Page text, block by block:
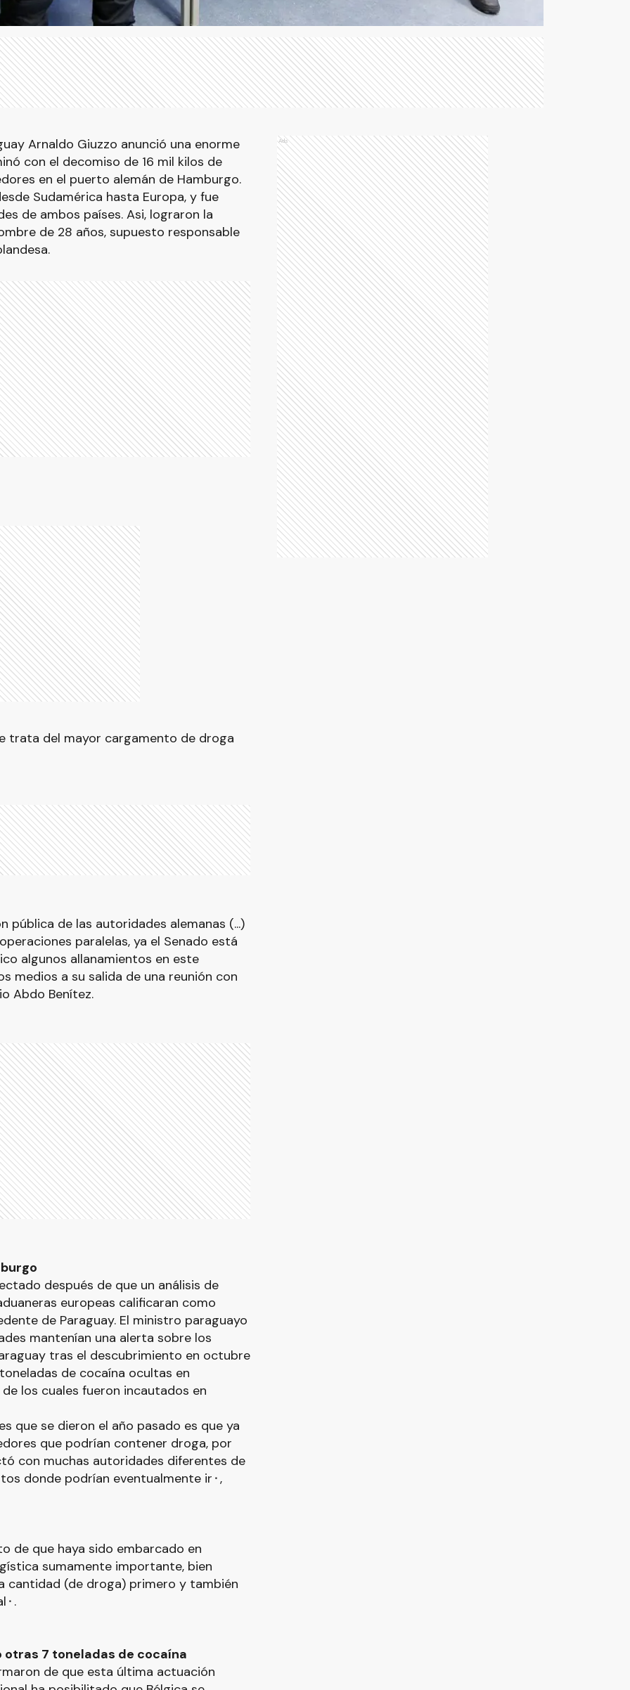
Arnaldo Giuzzo anunció una enorme
con el decomiso de 16 mil kilos de
en el puerto alemán de Hamburgo.
Sudamérica hasta Europa, y fue
de ambos países. Asi, lograron la
de 28 años, supuesto responsable
trata del mayor cargamento de droga
de las autoridades alemanas (...)
paralelas, ya el Senado está
algunos allanamientos en este
medios a su salida de una reunión con
Abdo Benítez.
después de que un análisis de
europeas calificaran como
de Paraguay. El ministro paraguayo
mantenían una alerta sobre los
tras el descubrimiento en octubre
de cocaína ocultas en
los cuales fueron incautados en
que se dieron el año pasado es que ya
que podrían contener droga, por
con muchas autoridades diferentes de
donde podrían eventualmente ir⬝,
de que haya sido embarcado en
sumamente importante, bien
cantidad (de droga) primero y también
7 toneladas de cocaína
de que esta última actuación
Ads